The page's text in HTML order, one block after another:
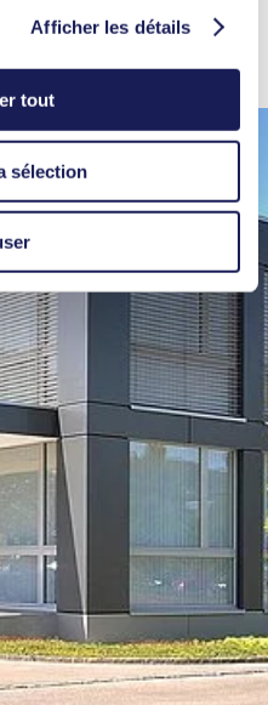
Afficher les détails
tout
sélection